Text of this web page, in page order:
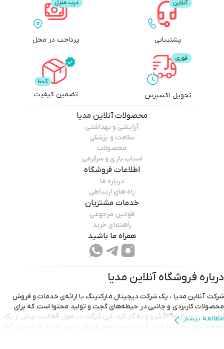
پشتیبانی پرداخت در محل
تحویل اکسپرس تضمین کیفیت
محصولاتآنلاین مدیا
آرایشی و بهداشتی
سلامت و پزشکی
محصولات
اسباب بازی و سرگرمی
اطلاعات فروشگاه
درباره ما
راه های ارتباطی
خدمات مشتریان
قوانین مرجوعی
راهنمای خرید
همراه ما باشید
درباره فروشگاهآنلاین مدیا
شرکت آنلاین مدیا ، یک شرکت دیجیتال مارکتینگ با ارائه‌ی خدمات و فروش
محصولات کاربردی و جانبی در حیطه‌های گجت و تولید محتوا است که برای
اولین بار در سال 1390 شروع به کار کرد. این شرکت در طول فعالیت بیش از یک
دهه‌‌ای خود توانسته که از فراز و نشیب‌های فراوانی عبور نماید. در ابتدای آغاز
مطالعه بیشتر